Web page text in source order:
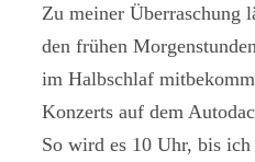
Zu meiner Überraschung
den frühen
im Halbschlaf
Konzerts auf dem
So wird es 10 Uhr, bis